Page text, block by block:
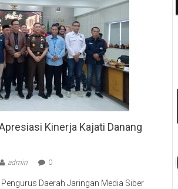
Kinerja Kajati Danang
admin 0
Daerah Jaringan Media Siber